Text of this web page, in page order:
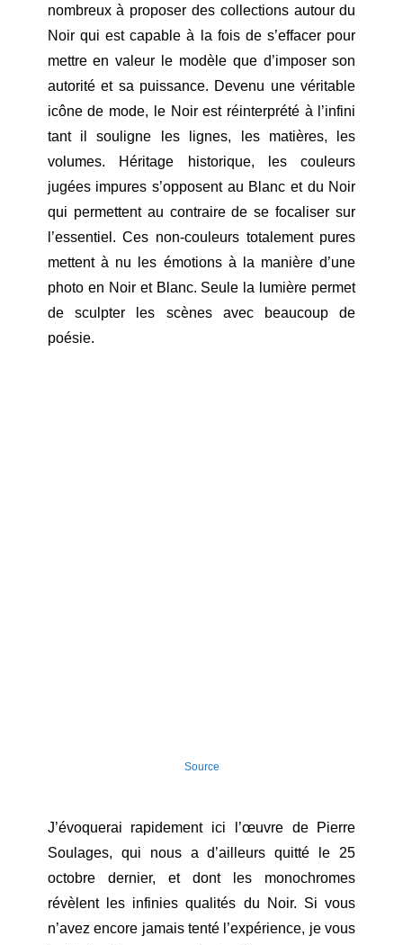
nombreux à proposer des collections autour du
Noir qui est capable à la fois de s’effacer pour
mettre en valeur le modèle que d’imposer son
autorité et sa puissance. Devenu une véritable
icône de mode, le Noir est réinterprété à l’infini
tant il souligne les lignes, les matières, les
volumes. Héritage historique, les couleurs
jugées impures s’opposent au Blanc et du Noir
qui permettent au contraire de se focaliser sur
l’essentiel. Ces non-couleurs totalement pures
mettent à nu les émotions à la manière d’une
photo en Noir et Blanc. Seule la lumière permet
de sculpter les scènes avec beaucoup de
poésie.
Source
J’évoquerai rapidement ici l’œuvre de Pierre
Soulages, qui nous a d’ailleurs quitté le 25
octobre dernier, et dont les monochromes
révèlent les infinies qualités du Noir. Si vous
n’avez encore jamais tenté l’expérience, je vous